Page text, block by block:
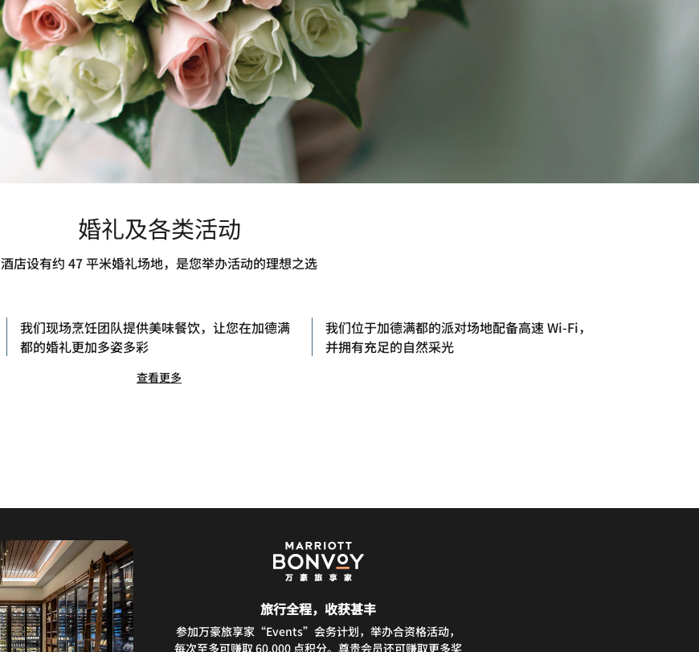
婚礼及各类活动
酒店设有约 47 平米婚礼场地，是您举办活动的理想之选
我们现场烹饪团队提供美味餐饮，让您在加德满
都的婚礼更加多姿多彩
我们位于加德满都的派对场地配备高速 Wi-Fi，
并拥有充足的自然采光
查看更多
旅行全程，收获甚丰
参加万豪旅享家“Events”会务计划，举办合资格活动，
每次至多可赚取 60,000 点积分。尊贵会员还可赚取更多奖